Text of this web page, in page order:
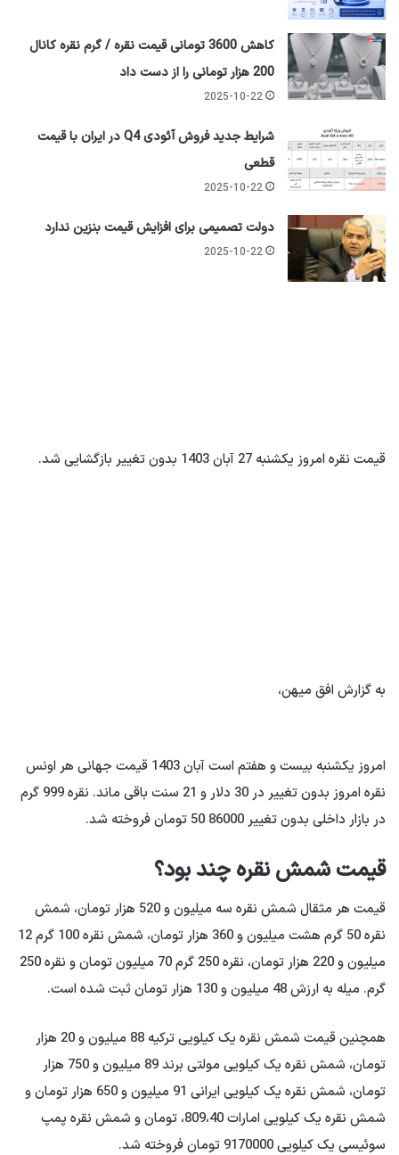
کاهش 3600 تومانی قیمت نقره / گرم نقره کانال
200 هزار تومانی را از دست داد
2025-10-22
شرایط جدید فروش آئودی Q4 در ایران با قیمت
قطعی
2025-10-22
دولت تصمیمی برای افزایش قیمت بنزین ندارد
2025-10-22
قیمت نقره امروز یکشنبه 27 آبان 1403 بدون تغییر بازگشایی شد.
به گزارش افق میهن،
امروز یکشنبه بیست و هفتم است آبان 1403 قیمت جهانی هر اونس
نقره امروز بدون تغییر در 30 دلار و 21 سنت باقی ماند. نقره 999 گرم
در بازار داخلی بدون تغییر 86000 50 تومان فروخته شد.
قیمت شمش نقره چند بود؟
قیمت هر مثقال شمش نقره سه میلیون و 520 هزار تومان، شمش
نقره 50 گرم هشت میلیون و 360 هزار تومان، شمش نقره 100 گرم 12
میلیون و 220 هزار تومان، نقره 250 گرم 70 میلیون تومان و نقره 250
گرم. میله به ارزش 48 میلیون و 130 هزار تومان ثبت شده است.
همچنین قیمت شمش نقره یک کیلویی ترکیه 88 میلیون و 20 هزار
تومان، شمش نقره یک کیلویی مولتی برند 89 میلیون و 750 هزار
تومان، شمش نقره یک کیلویی ایرانی 91 میلیون و 650 هزار تومان و
شمش نقره یک کیلویی امارات 809،40، تومان و شمش نقره پمپ
سوئیسی یک کیلویی 9170000 تومان فروخته شد.